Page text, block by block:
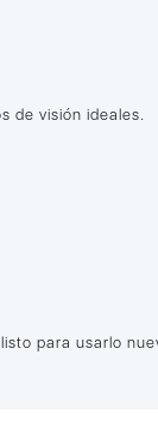
de visión ideales.
para usarlo